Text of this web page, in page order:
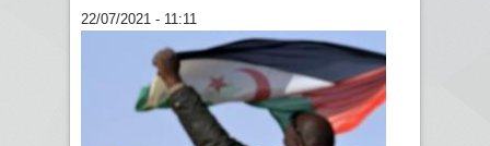
22/07/2021 - 11:11